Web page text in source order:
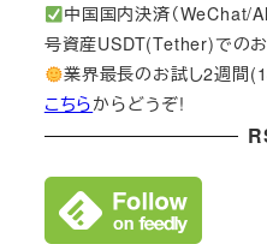
中国国内決済（WeChat/
号資産USDT(Tether)での
業界最長のお試し2週間
こちらからどうぞ!